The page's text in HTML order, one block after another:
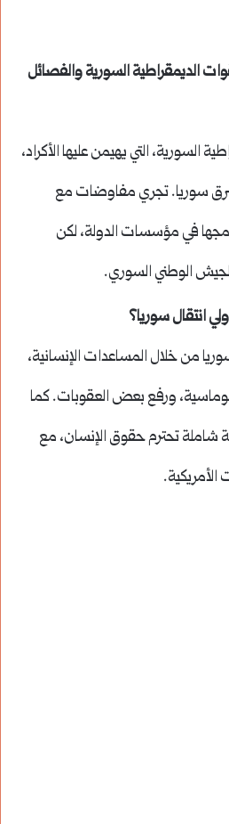
الديمقراطية السورية والفصائل
السورية، التي يهيمن عليها الأكراد،
سوريا. تجري مفاوضات مع
في مؤسسات الدولة، لكن
الوطني السوري.
انتقال سوريا؟
من خلال المساعدات الإنسانية،
ورفع بعض العقوبات. كما
تحترم حقوق الإنسان، مع